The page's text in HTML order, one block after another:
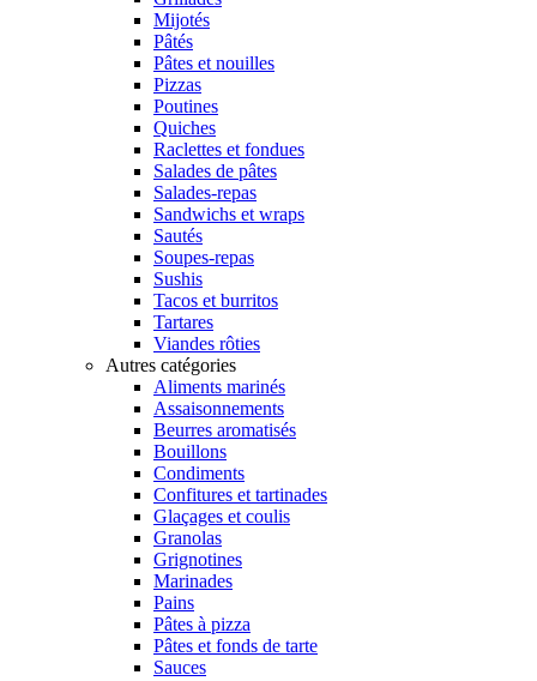
Mijotés
Pâtés
Pâtes et nouilles
Pizzas
Poutines
Quiches
Raclettes et fondues
Salades de pâtes
Salades-repas
Sandwichs et wraps
Sautés
Soupes-repas
Sushis
Tacos et burritos
Tartares
Viandes rôties
Autres catégories
Aliments marinés
Assaisonnements
Beurres aromatisés
Bouillons
Condiments
Confitures et tartinades
Glaçages et coulis
Granolas
Grignotines
Marinades
Pains
Pâtes à pizza
Pâtes et fonds de tarte
Sauces